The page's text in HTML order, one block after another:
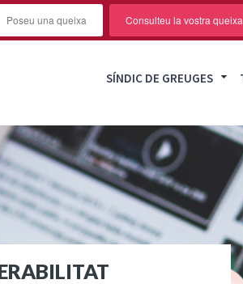
Poseu una queixa Consulteu la vostra queixa
SÍNDIC DE GREUGES